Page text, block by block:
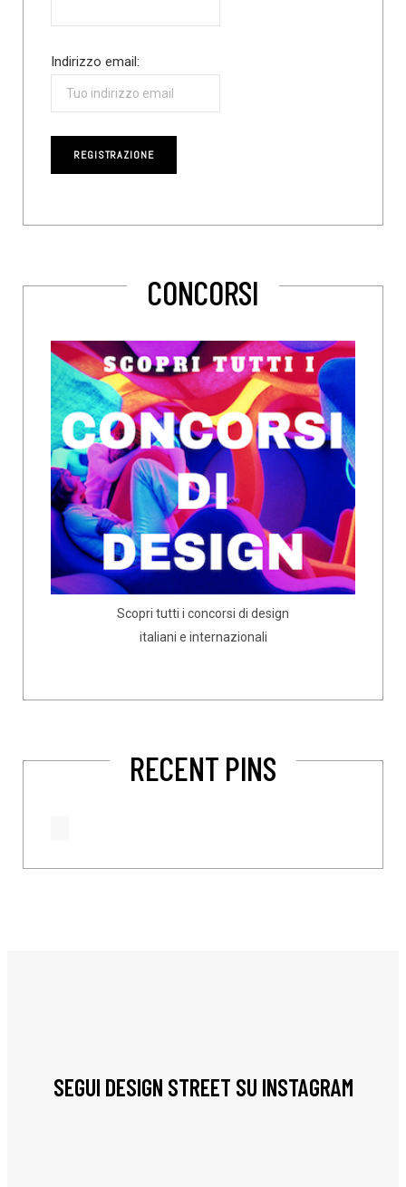
Indirizzo email:
CONCORSI
Scopri tutti i concorsi di design
italiani e internazionali
RECENT PINS
SEGUI DESIGN STREET SU INSTAGRAM